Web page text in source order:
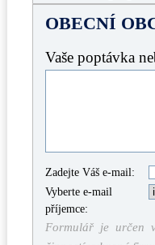
OBECNÍ
Vaše poptávka
Zadejte Váš e-mail:
Vyberte e-mail
příjemce:
Formulář je určen